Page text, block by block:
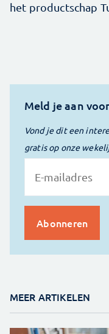
het productschap
Meld je aan
Vond je dit een
gratis op onze
MEER ARTIKELEN